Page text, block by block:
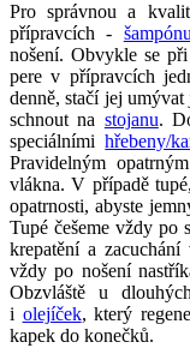
Pro správnou a
přípravcích -
nošení. Obvykle se
pere v přípravcích
denně, stačí jej
schnout na stojanu.
speciálnímihřebeny/
Pravidelným
vlákna. V případě
opatrnosti, abyste
Tupé češeme vždy po
krepatění a zacuchání
vždy po nošení
Obzvláště u
i olejíček, který
kapek do konečků.